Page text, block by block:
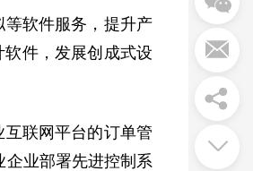
软件服务，提升产
件，发展创成式设
联网平台的订单管
企业部署先进控制系